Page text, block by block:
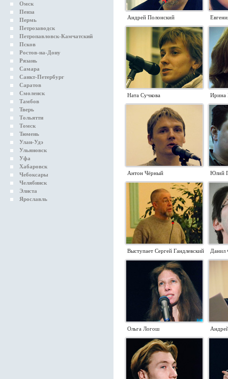
Омск
Пенза
Пермь
Петрозаводск
Петропавловск-Камчатский
Псков
Ростов-на-Дону
Рязань
Самара
Санкт-Петербург
Саратов
Смоленск
Тамбов
Тверь
Тольятти
Томск
Тюмень
Улан-Удэ
Ульяновск
Уфа
Хабаровск
Чебоксары
Челябинск
Элиста
Ярославль
Андрей Полонский
Ната Сучкова Ирина
Антон Чёрный Юлий
Выступает Сергей Гандлевский Данил
Ольга Логош